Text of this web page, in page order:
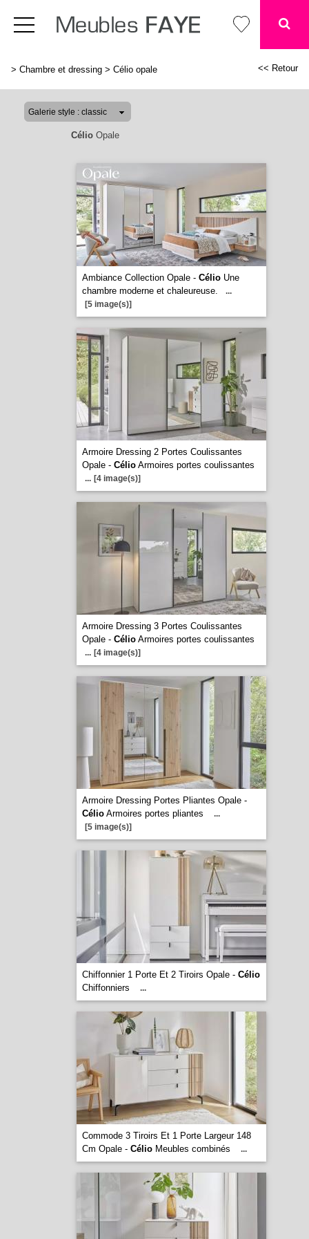
> Chambre et dressing > Célio opale << Retour
CélioOpale
Ambiance Collection Opale - CélioUne
chambre moderne et chaleureuse.
...
[5 image(s)]
Armoire Dressing 2 Portes Coulissantes
Opale - CélioArmoires portes coulissantes
... [4 image(s)]
Armoire Dressing 3 Portes Coulissantes
Opale - CélioArmoires portes coulissantes
... [4 image(s)]
Armoire Dressing Portes Pliantes Opale -
CélioArmoires portes pliantes
...
[5 image(s)]
Chiffonnier 1 Porte Et 2 Tiroirs Opale - Célio
Chiffonniers
...
Commode 3 Tiroirs Et 1 Porte Largeur 148
Cm Opale - CélioMeubles combinés ...